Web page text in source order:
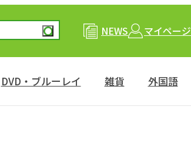
NEWS マイページ
DVD・ブルーレイ 雑貨 外国語